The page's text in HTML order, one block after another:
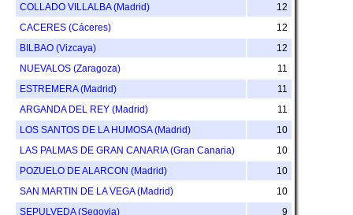
COLLADO VILLALBA (Madrid)
12
CACERES (Cáceres)
12
BILBAO (Vizcaya)
12
NUEVALOS (Zaragoza)
11
ESTREMERA (Madrid)
11
ARGANDA DEL REY (Madrid)
11
LOS SANTOS DE LA HUMOSA (Madrid)
10
LAS PALMAS DE GRAN CANARIA (Gran Canaria)
10
POZUELO DE ALARCON (Madrid)
10
SAN MARTIN DE LA VEGA (Madrid)
10
SEPULVEDA (Segovia)
9